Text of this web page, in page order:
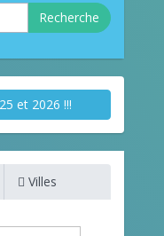
Recherche
et 2026 !!!
Villes